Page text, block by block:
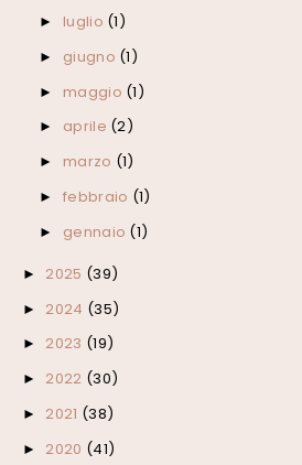
► luglio (1)
► giugno (1)
► maggio (1)
► aprile (2)
► marzo (1)
► febbraio (1)
► gennaio (1)
► 2025 (39)
► 2024 (35)
► 2023 (19)
► 2022 (30)
► 2021 (38)
► 2020 (41)